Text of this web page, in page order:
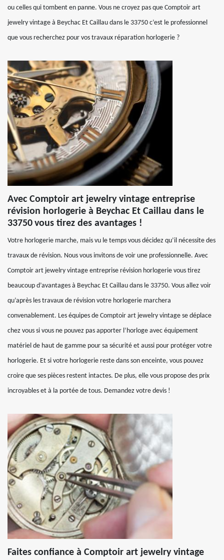
ou celles qui tombent en panne. Vous ne croyez pas que Comptoir art
jewelry vintage à Beychac Et Caillau dans le 33750 c’est le professionnel
que vous recherchez pour vos travaux réparation horlogerie ?
Avec Comptoir art jewelry vintage entreprise
révision horlogerie à Beychac Et Caillau dans le
33750 vous tirez des avantages !
Votre horlogerie marche, mais vu le temps vous décidez qu’il nécessite des
travaux de révision. Nous vous invitons de voir une professionnelle. Avec
Comptoir art jewelry vintage entreprise révision horlogerie vous tirez
beaucoup d’avantages à Beychac Et Caillau dans le 33750. Vous allez voir
qu’après les travaux de révision votre horlogerie marchera
convenablement. Les équipes de Comptoir art jewelry vintage se déplace
chez vous si vous ne pouvez pas apporter l’horloge avec équipement
matériel de haut de gamme pour sa sécurité et aussi pour protéger votre
horlogerie. Et si votre horlogerie reste dans son enceinte, vous pouvez
croire que ses pièces restent intactes. De plus, elle vous propose des prix
incroyables et à la portée de tous. Demandez votre devis !
Faites confiance à Comptoir art jewelry vintage